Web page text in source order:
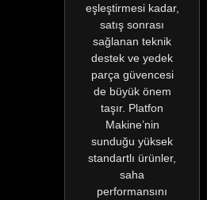
eşleştirmesi kadar,
satış sonrası
sağlanan teknik
destek ve yedek
parça güvencesi
de büyük önem
taşır. Platfon
Makine’nin
sunduğu yüksek
standartlı ürünler,
saha
performansını